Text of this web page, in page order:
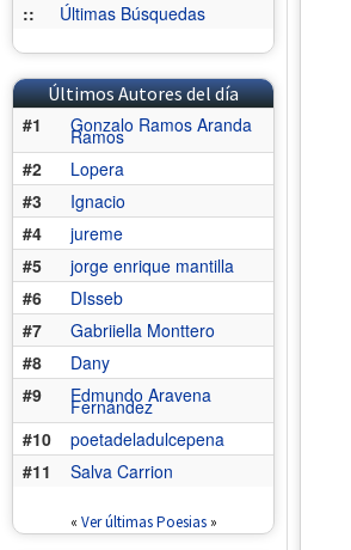
::
Últimas Búsquedas
Últimos Autores del día
#1
Gonzalo Ramos Aranda
Ramos
#2
Lopera
#3
Ignacio
#4
jureme
#5
jorge enrique mantilla
#6
DIsseb
#7
Gabriiella Monttero
#8
Dany
#9
Edmundo Aravena
Fernández
#10
poetadeladulcepena
#11
Salva Carrion
« Ver últimas Poesias»